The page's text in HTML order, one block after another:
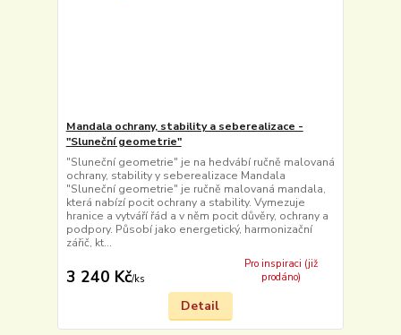
Mandala ochrany, stability a seberealizace -
"Sluneční geometrie"
"Sluneční geometrie" je na hedvábí ručně malovaná
ochrany, stability y seberealizace Mandala
"Sluneční geometrie" je ručně malovaná mandala,
která nabízí pocit ochrany a stability. Vymezuje
hranice a vytváří řád a v něm pocit důvěry, ochrany a
podpory. Působí jako energetický, harmonizační
zářič, kt...
3 240 Kč/ks
Pro inspiraci (již
prodáno)
Detail